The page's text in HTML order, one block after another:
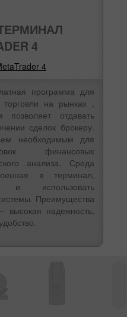
4
4
программа для
на рынках ,
отдавать
сделок брокеру.
необходимым для
финансовых
анализа. Среда
в терминал,
и использовать
Преимущества
надежность,